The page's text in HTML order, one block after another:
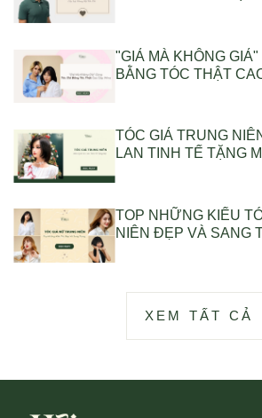
"GIẢ MÀ KHÔNG
BẰNG TÓC THẬT
TÓC GIẢ TRUNG
LAN TINH TẾ TẶNG
TOP NHỮNG KIỂU
NIÊN ĐẸP VÀ SANG
XEM TẤT CẢ